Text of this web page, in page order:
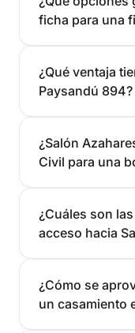
ficha para una
¿Qué ventaja
Paysandú 894?
¿Salón
Civil para una
¿Cuáles son
acceso hacia
¿Cómo se
un casamiento